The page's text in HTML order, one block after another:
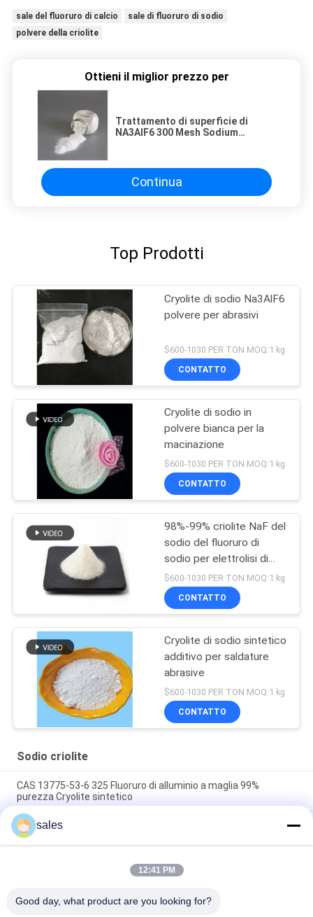
sale del fluoruro di calcio
sale di fluoruro di sodio
polvere della criolite
Ottieni il miglior prezzo per
Trattamento di superficie di
NA3AIF6 300 Mesh Sodium
Continua
Top Prodotti
Cryolite di sodio Na3AlF6
polvere per abrasivi
$600-1030 PER TON MOQ:1 kg
CONTATTO
Cryolite di sodio in
polvere bianca per la
macinazione
$600-1030 PER TON MOQ:1 kg
CONTATTO
98%-99% criolite NaF del
sodio del fluoruro di
sodio per elettrolisi di
alluminio
$600-1030 PER TON MOQ:1 kg
CONTATTO
Cryolite di sodio sintetico
additivo per saldature
abrasive
$600-1030 PER TON MOQ:1 kg
CONTATTO
Sodio criolite
CAS 13775-53-6 325 Fluoruro di alluminio a maglia 99%
purezza Cryolite sintetico
Oltre il grado 1000 di industriale di Mesh Sodium Cryolite CAS
13775-53-6
Peso molecolare 209,94 Cryolite di sodio Composto chimico
insolubile in acqua Ideale per i processi di produzione
sales
12:41 PM
Good day, what product are you looking for?